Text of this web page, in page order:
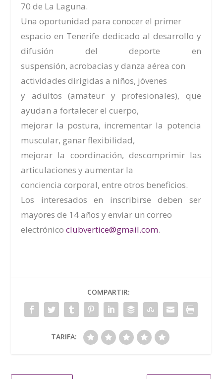
70 de La Laguna.
Una oportunidad para conocer el primer
espacio en Tenerife dedicado al desarrollo y
difusión del deporte en
suspensión, acrobacias y danza aérea con
actividades dirigidas a niños, jóvenes
y adultos (amateur y profesionales), que
ayudan a fortalecer el cuerpo,
mejorar la postura, incrementar la potencia
muscular, ganar flexibilidad,
mejorar la coordinación, descomprimir las
articulaciones y aumentar la
conciencia corporal, entre otros beneficios.
Los interesados en inscribirse deben ser
mayores de 14 años y enviar un correo
electrónicoclubvertice@gmail.com.
COMPARTIR:
TARIFA: